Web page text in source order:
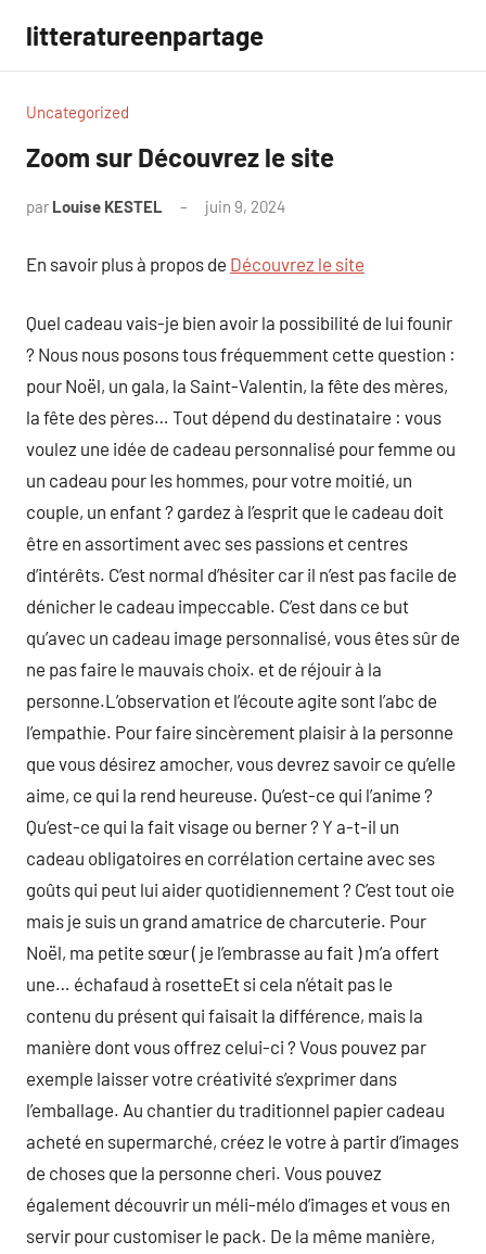
contenu
litteratureenpartage
Uncategorized
Zoom sur Découvrez le site
par Louise KESTEL juin 9, 2024
En savoir plus à propos de Découvrez le site
Quel cadeau vais-je bien avoir la possibilité de lui founir
? Nous nous posons tous fréquemment cette question :
pour Noël, un gala, la Saint-Valentin, la fête des mères,
la fête des pères… Tout dépend du destinataire : vous
voulez une idée de cadeau personnalisé pour femme ou
un cadeau pour les hommes, pour votre moitié, un
couple, un enfant ? gardez à l’esprit que le cadeau doit
être en assortiment avec ses passions et centres
d’intérêts. C’est normal d’hésiter car il n’est pas facile de
dénicher le cadeau impeccable. C’est dans ce but
qu’avec un cadeau image personnalisé, vous êtes sûr de
ne pas faire le mauvais choix. et de réjouir à la
personne.L’observation et l’écoute agite sont l’abc de
l’empathie. Pour faire sincèrement plaisir à la personne
que vous désirez amocher, vous devrez savoir ce qu’elle
aime, ce qui la rend heureuse. Qu’est-ce qui l’anime ?
Qu’est-ce qui la fait visage ou berner ? Y a-t-il un
cadeau obligatoires en corrélation certaine avec ses
goûts qui peut lui aider quotidiennement ? C’est tout oie
mais je suis un grand amatrice de charcuterie. Pour
Noël, ma petite sœur ( je l’embrasse au fait ) m’a offert
une… échafaud à rosetteEt si cela n’était pas le
contenu du présent qui faisait la différence, mais la
manière dont vous offrez celui-ci ? Vous pouvez par
exemple laisser votre créativité s’exprimer dans
l’emballage. Au chantier du traditionnel papier cadeau
acheté en supermarché, créez le votre à partir d’images
de choses que la personne cheri. Vous pouvez
également découvrir un méli-mélo d’images et vous en
servir pour customiser le pack. De la même manière,